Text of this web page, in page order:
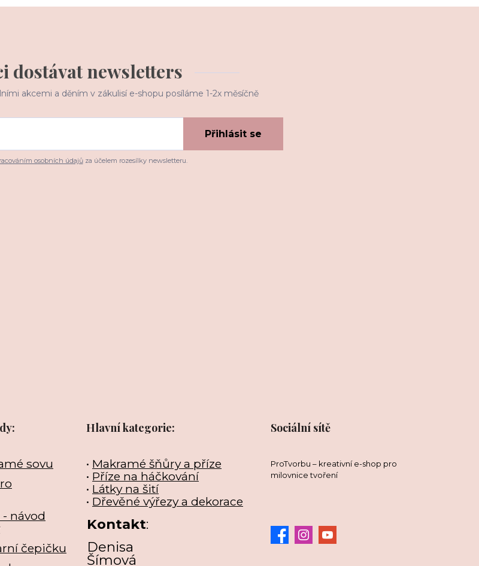
dostávat newsletters
akcemi a děním v zákulisí e-shopu posíláme 1-2x měsíčně
Přihlásit se
osobních údajůza účelem rozesílky newsletteru.
sovu
návod
čepičku
Hlavní kategorie:
• Makramé šňůry a příze
• Příze na háčkování
• Látky na šití
• Dřevěné výřezy a dekorace
Kontakt:
Denisa
Šímová
Sociální sítě
ProTvorbu – kreativní e-shop pro
milovnice tvoření